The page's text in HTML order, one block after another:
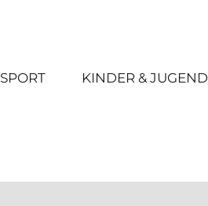
SPORT KINDER & JUGEND